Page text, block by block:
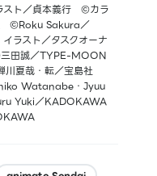
ト／貞本義行 ©カラ
©Roku Sakura／
スト／タスクオーナ
誠／TYPE-MOON
夏哉・転／宝島社
Watanabe・Jyuu
Yuki／KADOKAWA